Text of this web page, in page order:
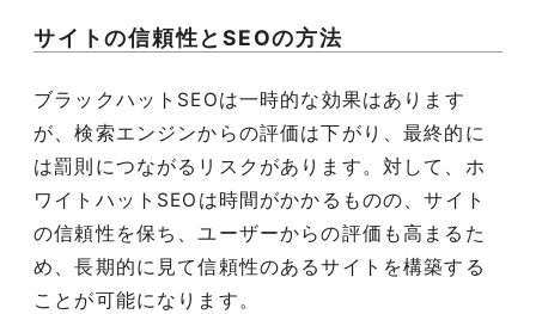
サイトの信頼性とSEOの方法
ブラックハットSEOは一時的な効果はあります
が、検索エンジンからの評価は下がり、最終的に
は罰則につながるリスクがあります。対して、ホ
ワイトハットSEOは時間がかかるものの、サイト
の信頼性を保ち、ユーザーからの評価も高まるた
め、長期的に見て信頼性のあるサイトを構築する
ことが可能になります。